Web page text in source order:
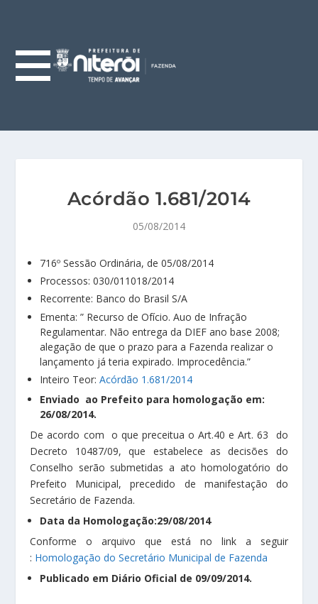
Acórdão 1.681/2014
05/08/2014
716º Sessão Ordinária, de 05/08/2014
Processos: 030/011018/2014
Recorrente: Banco do Brasil S/A
Ementa: ” Recurso de Ofício. Auo de Infração
Regulamentar. Não entrega da DIEF ano base 2008;
alegação de que o prazo para a Fazenda realizar o
lançamento já teria expirado. Improcedência.”
Inteiro Teor:Acórdão 1.681/2014
Enviado ao Prefeito para homologação em:
26/08/2014.
De acordo com o que preceitua o Art.40 e Art. 63 do
Decreto 10487/09, que estabelece as decisões do
Conselho serão submetidas a ato homologatório do
Prefeito Municipal, precedido de manifestação do
Secretário de Fazenda.
Data da Homologação:29/08/2014
Conforme o arquivo que está no link a seguir
: Homologação do Secretário Municipal de Fazenda
Publicado em Diário Oficial de 09/09/2014.